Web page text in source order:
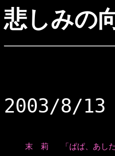
悲しみの
2003/8/13
末 莉
「ぱぱ、あし